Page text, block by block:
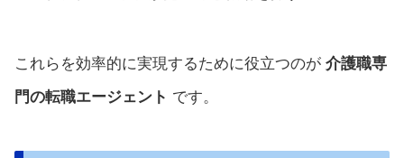
これらを効率的に実現するために役立つのが 介護職専
門の転職エージェント です。